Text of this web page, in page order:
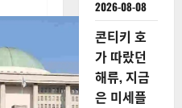
2026-08-08
콘티키 호
가 따랐던
해류, 지금
은 미세플